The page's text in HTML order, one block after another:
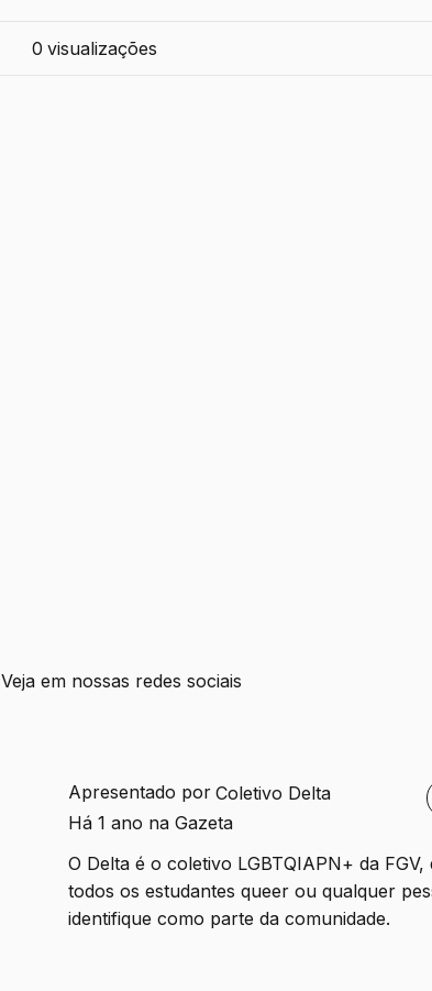
0 visualizações
Veja em nossas redes sociais
Apresentado por Coletivo Delta
Há 1 ano na Gazeta
O Delta é o coletivo LGBTQIAPN+ da FGV,
todos os estudantes queer ou qualquer
identifique como parte da comunidade.